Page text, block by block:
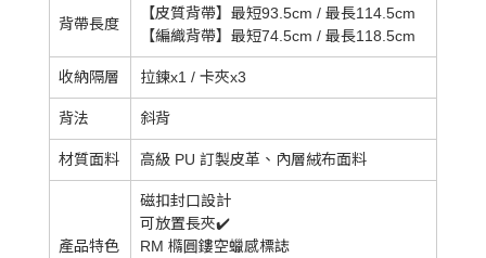
背帶長度
【皮質背帶】最短93.5cm / 最長114.5cm
【編織背帶】最短74.5cm / 最長118.5cm
收納隔層 拉鍊x1 / 卡夾x3
背法 斜背
材質面料 高級 PU 訂製皮革、內層絨布面料
產品特色
磁扣封口設計
可放置長夾✔️
RM 橢圓鏤空蠟感標誌